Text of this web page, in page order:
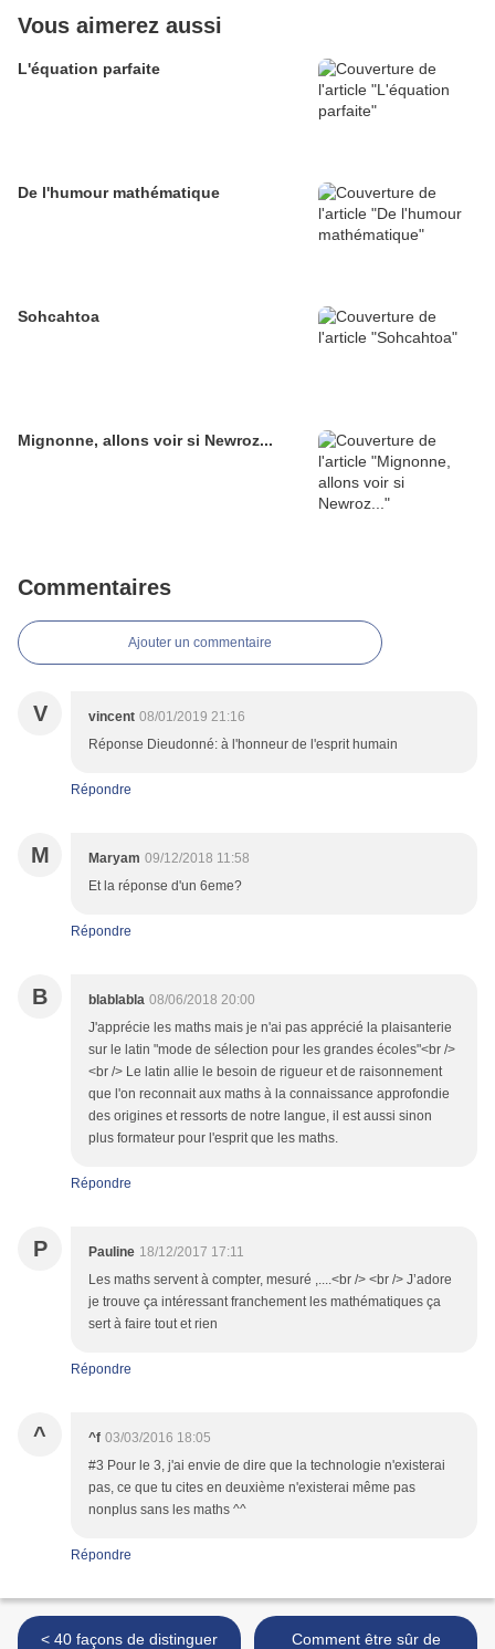
Vous aimerez aussi
L'équation parfaite
De l'humour mathématique
Sohcahtoa
Mignonne, allons voir si Newroz...
Commentaires
Ajouter un commentaire
V vincent 08/01/2019 21:16
Réponse Dieudonné: à l'honneur de l'esprit humain
Répondre
M Maryam 09/12/2018 11:58
Et la réponse d'un 6eme?
Répondre
B blablabla 08/06/2018 20:00
J'apprécie les maths mais je n'ai pas apprécié la plaisanterie
sur le latin "mode de sélection pour les grandes écoles"<br />
<br /> Le latin allie le besoin de rigueur et de raisonnement
que l'on reconnait aux maths à la connaissance approfondie
des origines et ressorts de notre langue, il est aussi sinon
plus formateur pour l'esprit que les maths.
Répondre
P Pauline 18/12/2017 17:11
Les maths servent à compter, mesuré ,....<br /> <br /> J’adore
je trouve ça intéressant franchement les mathématiques ça
sert à faire tout et rien
Répondre
^ ^f 03/03/2016 18:05
#3 Pour le 3, j'ai envie de dire que la technologie n'existerai
pas, ce que tu cites en deuxième n'existerai même pas
nonplus sans les maths ^^
Répondre
< 40 façons de distinguer
Comment être sûr de